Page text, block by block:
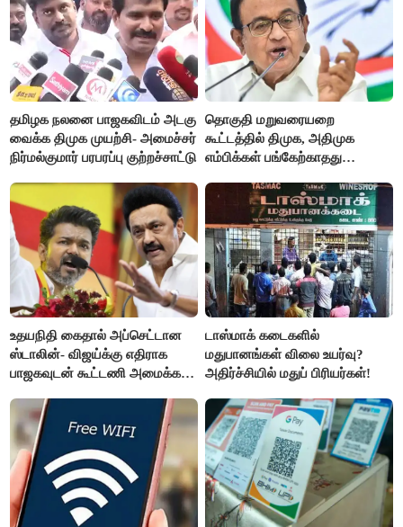
தமிழக நலனை பாஜகவிடம் அடகு
வைக்க திமுக முயற்சி- அமைச்சர்
நிர்மல்குமார் பரபரப்பு குற்றச்சாட்டு
தொகுதி மறுவரையறை
கூட்டத்தில் திமுக, அதிமுக
எம்பிக்கள் பங்கேற்காதது
உதயநிதி கைதால் அப்செட்டான
ஸ்டாலின்- விஜய்க்கு எதிராக
பாஜகவுடன் கூட்டணி அமைக்க
டாஸ்மாக் கடைகளில்
மதுபானங்கள் விலை உயர்வு?
அதிர்ச்சியில் மதுப் பிரியர்கள்!